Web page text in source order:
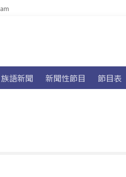
族語新聞 新聞性節目 節目表